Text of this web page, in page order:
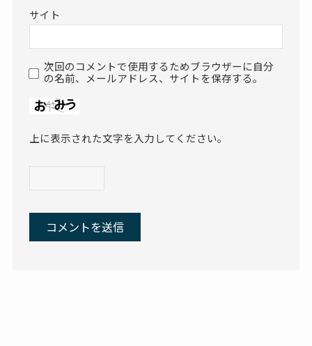
サイト
次回のコメントで使用するためブラウザーに自分
の名前、メールアドレス、サイトを保存する。
上に表示された文字を入力してください。